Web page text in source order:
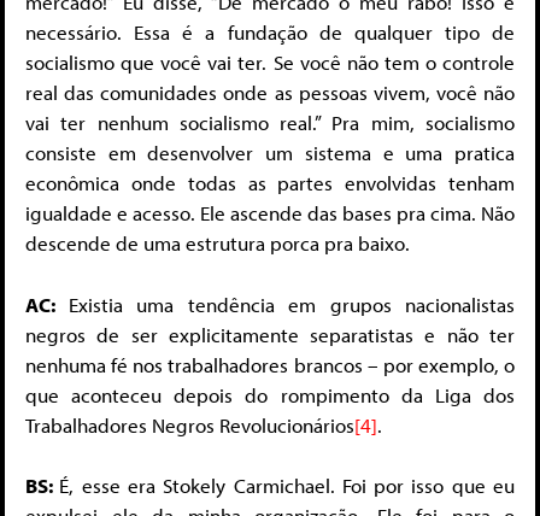
necessário. Essa é a fundação de qualquer tipo de
socialismo que você vai ter. Se você não tem o controle
real das comunidades onde as pessoas vivem, você não
vai ter nenhum socialismo real.” Pra mim, socialismo
consiste em desenvolver um sistema e uma pratica
econômica onde todas as partes envolvidas tenham
igualdade e acesso. Ele ascende das bases pra cima. Não
descende de uma estrutura porca pra baixo.
AC: Existia uma tendência em grupos nacionalistas
negros de ser explicitamente separatistas e não ter
nenhuma fé nos trabalhadores brancos – por exemplo, o
que aconteceu depois do rompimento da Liga dos
Trabalhadores Negros Revolucionários[4].
BS: É, esse era Stokely Carmichael. Foi por isso que eu